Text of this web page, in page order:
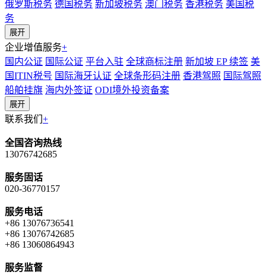
俄罗斯税务 德国税务 新加坡税务 澳门税务 香港税务 美国税
务
展开
企业增值服务+
国内公证 国际公证 平台入驻 全球商标注册 新加坡 EP 续签 美
国ITIN税号 国际海牙认证 全球条形码注册 香港驾照 国际驾照
船舶挂旗 海内外签证 ODI境外投资备案
展开
联系我们 +
全国咨询热线
13076742685
服务固话
020-36770157
服务电话
+86 13076736541
+86 13076742685
+86 13060864943
服务监督